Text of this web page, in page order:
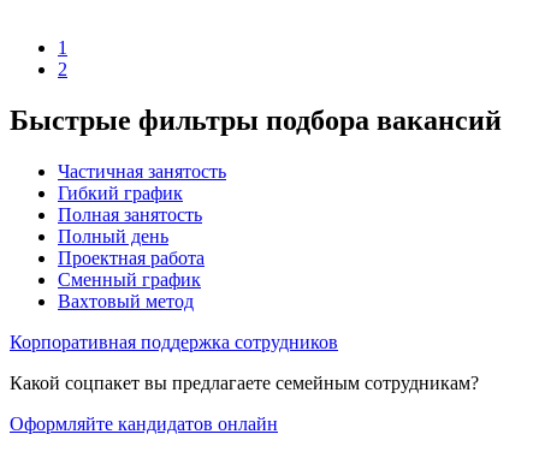
1
2
Быстрые фильтры подбора вакансий
Частичная занятость
Гибкий график
Полная занятость
Полный день
Проектная работа
Сменный график
Вахтовый метод
Корпоративная поддержка сотрудников
Какой соцпакет вы предлагаете семейным сотрудникам?
Оформляйте кандидатов онлайн